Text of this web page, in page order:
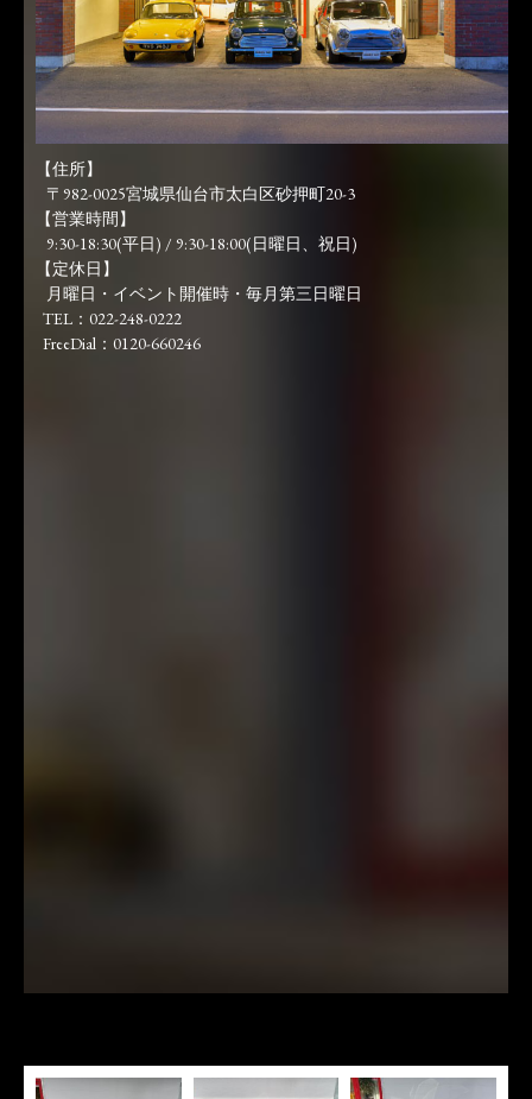
【住所】
〒982-0025宮城県仙台市太白区砂押町20-3
【営業時間】
9:30-18:30(平日) / 9:30-18:00(日曜日、祝日)
【定休日】
月曜日・イベント開催時・毎月第三日曜日
TEL：022-248-0222
FreeDial：0120-660246